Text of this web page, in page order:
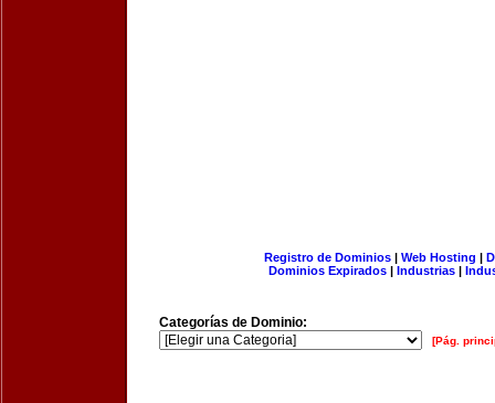
Registro de Dominios| Web Hosting |
Dominios Expirados | Industrias |
Categorías de Dominio:
[Pág.